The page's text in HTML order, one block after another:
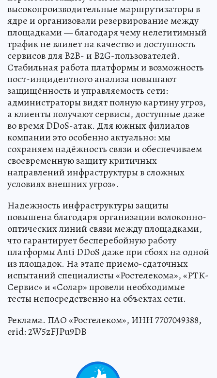
высокопроизводительные маршрутизаторы в
ядре и организовали резервирование между
площадками — благодаря чему нелегитимный
трафик не влияет на качество и доступность
сервисов для B2B- и B2G-пользователей.
Стабильная работа платформы и возможность
пост-инцидентного анализа повышают
защищённость и управляемость сети:
администраторы видят полную картину угроз,
а клиенты получают сервисы, доступные даже
во время DDoS-атак. Для южных филиалов
компании это особенно актуально: мы
сохраняем надёжность связи и обеспечиваем
своевременную защиту критичных
направлений инфраструктуры в сложных
условиях внешних угроз».
Надежность инфраструктуры защиты
повышена благодаря организации волоконно-
оптических линий связи между площадками,
что гарантирует бесперебойную работу
платформы Anti DDoS даже при сбоях на одной
из площадок. На этапе приемо-сдаточных
испытаний специалисты «Ростелекома», «РТК-
Сервис» и «Солар» провели необходимые
тесты непосредственно на объектах сети.
Реклама. ПАО «Ростелеком», ИНН 7707049388,
erid: 2W5zFJPu9DB